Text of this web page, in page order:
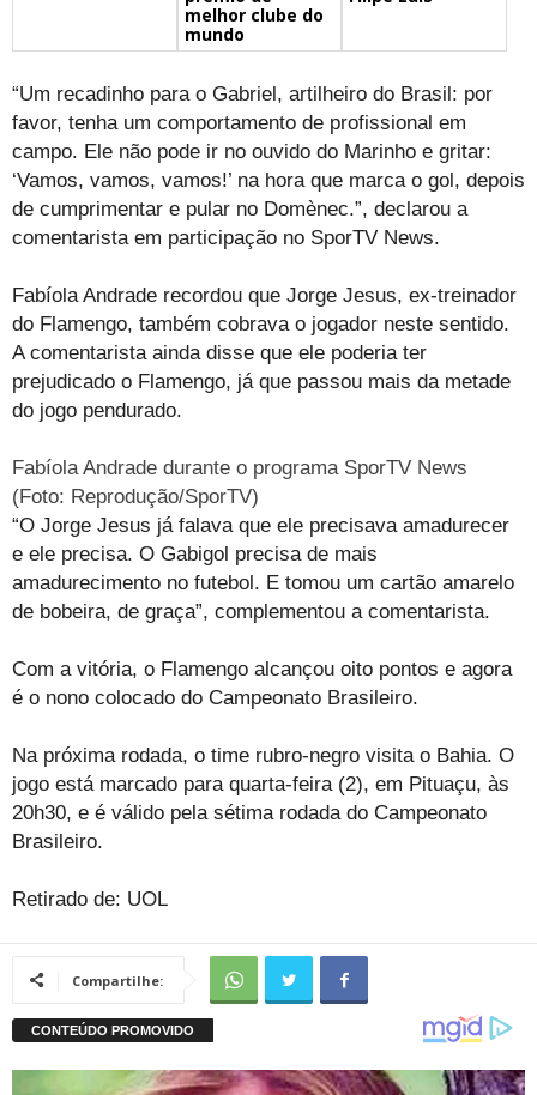
melhor clube do
mundo
“Um recadinho para o Gabriel, artilheiro do Brasil: por
favor, tenha um comportamento de profissional em
campo. Ele não pode ir no ouvido do Marinho e gritar:
‘Vamos, vamos, vamos!’ na hora que marca o gol, depois
de cumprimentar e pular no Domènec.”, declarou a
comentarista em participação no SporTV News.
Fabíola Andrade recordou que Jorge Jesus, ex-treinador
do Flamengo, também cobrava o jogador neste sentido.
A comentarista ainda disse que ele poderia ter
prejudicado o Flamengo, já que passou mais da metade
do jogo pendurado.
Fabíola Andrade durante o programa SporTV News
(Foto: Reprodução/SporTV)
“O Jorge Jesus já falava que ele precisava amadurecer
e ele precisa. O Gabigol precisa de mais
amadurecimento no futebol. E tomou um cartão amarelo
de bobeira, de graça”, complementou a comentarista.
Com a vitória, o Flamengo alcançou oito pontos e agora
é o nono colocado do Campeonato Brasileiro.
Na próxima rodada, o time rubro-negro visita o Bahia. O
jogo está marcado para quarta-feira (2), em Pituaçu, às
20h30, e é válido pela sétima rodada do Campeonato
Brasileiro.
Retirado de: UOL
Compartilhe: